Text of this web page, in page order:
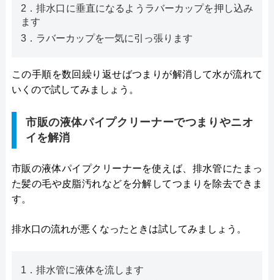
2．排水口に垂直になるようラバーカップを押し込み
ます
3．ラバーカップを一気に引っ張ります
この手順を数回繰り返せばつまりが解消して水が流れて
いくので試してみましょう。
市販の液体パイプクリーナーでつまりやニオ
イを解消
市販の液体パイプクリーナーを使えば、排水管にたまっ
た髪の毛や皮脂汚れなどを分解してつまりを除去できま
す。
排水口の流れが悪くなったときは試してみましょう。
1．排水管に液体を流します